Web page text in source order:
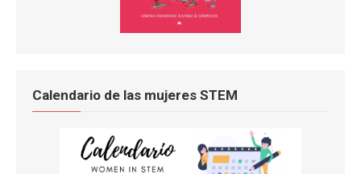
Calendario de las mujeres STEM